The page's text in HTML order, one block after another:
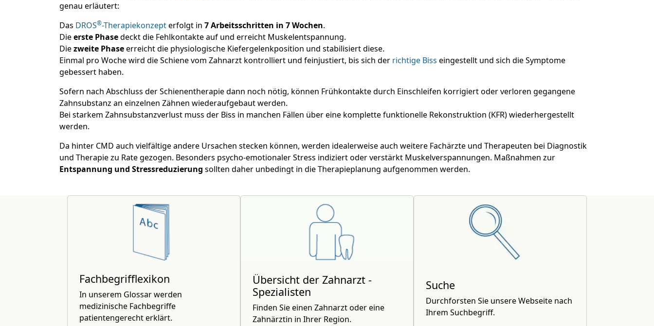
genau erläutert:
Das DROS®-Therapiekonzepterfolgt in 7 Arbeitsschritten in 7 Wochen.
Dieerste Phasedeckt die Fehlkontakte auf und erreicht Muskelentspannung.
Diezweite Phaseerreicht die physiologische Kiefergelenkposition und stabilisiert diese.
Einmal pro Woche wird die Schiene vom Zahnarzt kontrolliert und feinjustiert, bis sich der richtige Biss eingestellt und sich die Symptome
gebessert haben.
Sofern nach Abschluss der Schienentherapie dann noch nötig, können Frühkontakte durch Einschleifen korrigiert oder verloren gegangene
Zahnsubstanz an einzelnen Zähnen wiederaufgebaut werden.
Bei starkem Zahnsubstanzverlust muss der Biss in manchen Fällen über eine komplette funktionelle Rekonstruktion (KFR) wiederhergestellt
werden.
Da hinter CMD auch vielfältige andere Ursachen stecken können, werden idealerweise auch weitere Fachärzte und Therapeuten bei Diagnostik
und Therapie zu Rate gezogen. Besonders psycho-emotionaler Stress indiziert oder verstärkt Muskelverspannungen. Maßnahmen zur
Entspannung und Stressreduzierung sollten daher unbedingt in die Therapieplanung aufgenommen werden.
Fachbegrifflexikon
In unserem Glossar werden
medizinische Fachbegriffe
patientengerecht erklärt.
Übersicht der Zahnarzt -
Spezialisten
Finden Sie einen Zahnarzt oder eine
Zahnärztin in Ihrer Region.
Suche
Durchforsten Sie unsere Webseite nach
Ihrem Suchbegriff.